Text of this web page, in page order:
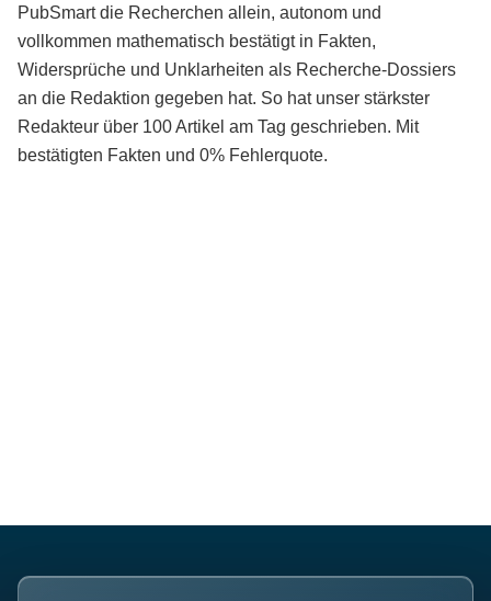
PubSmart die Recherchen allein, autonom und
vollkommen mathematisch bestätigt in Fakten,
Widersprüche und Unklarheiten als Recherche-Dossiers
an die Redaktion gegeben hat. So hat unser stärkster
Redakteur über 100 Artikel am Tag geschrieben. Mit
bestätigten Fakten und 0% Fehlerquote.